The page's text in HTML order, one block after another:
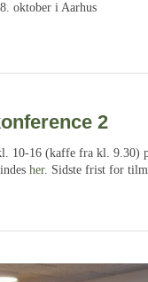
oktober i Aarhus
2
10-16 (kaffe fra kl. 9.30)
her. Sidste frist for